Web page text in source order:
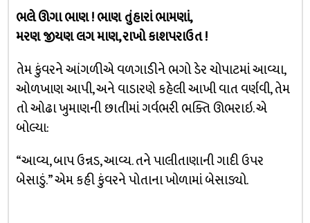
ભલે ઊગા ભાણ ! ભાણ તુંહારાં ભામણાં,
મરણ જીયણ લગ માણ, રાખો કાશપરાઉત !
તેમ કુંવરને આંગળીએ વળગાડીને ભગો ડેર ચોપાટમાં આવ્યા,
ઓળખાણ આપી, અને વાડારણે કહેલી આખી વાત વર્ણવી, તેમ
તો ઓઢા ખુમાણની છાતીમાં ગર્વભરી ભક્તિ ઊભરાઇ. એ
બોલ્યા:
“આવ્ય, બાપ ઉન્નડ, આવ્ય. તને પાલીતાણાની ગાદી ઉપર
બેસાડું.” એમ કહી કુંવરને પોતાના ખોળામાં બેસાડ્યો.